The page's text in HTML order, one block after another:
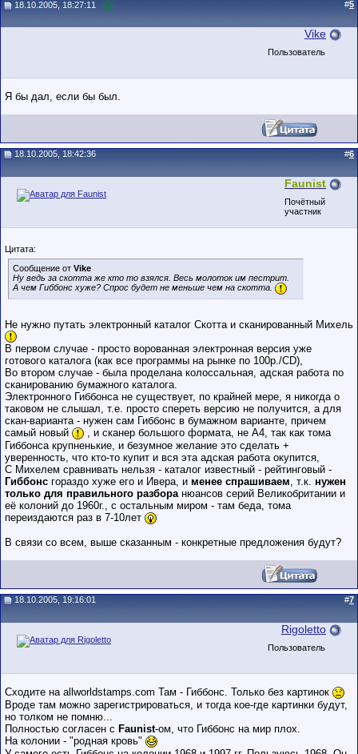
18.10.2005, 18:27:11 #5
Vike
Пользователь
Я бы дал, если бы был.
18.10.2005, 18:42:36 #6
Faunist
Почётный
участник
Цитата:
Сообщение от Vike
Ну ведь за скотта же кто то взялся. Весь молоток им пестрит.
А чем Гиббонс хуже? Спрос будет не меньше чем на скотта.
Не нужно путать электронный каталог Скотта и сканированный Михель
В первом случае - просто ворованная электронная версия уже
готового каталога (как все программы на рынке по 100р./CD),
Во втором случае - была проделана колоссальная, адская работа по
сканированию бумажного каталога.
Электронного Гиббонса не существует, по крайней мере, я никогда о
таковом не слышал, т.е. просто спереть версию не получится, а для
скан-варианта - нужен сам Гиббонс в бумажном варианте, причем
самый новый
, и сканер большого формата, не А4, так как тома
Гиббонса крупненькие, и безумное желание это сделать +
уверенность, что кто-то купит и вся эта адская работа окупится,
С Михелем сравнивать нельзя - каталог известный - рейтинговый -
Гиббонс гораздо хуже его и Ивера, и менее спрашиваем , т.к. нужен
только для правильного разбора нюансов серий Великобритании и
её колоний до 1960г., с остальным миром - там беда, тома
переиздаются раз в 7-10лет
В связи со всем, выше сказанным - конкретные предложения будут?
18.10.2005, 19:16:01 #7
Rigoletto
Пользователь
Сходите на allworldstamps.com Там - Гиббонс. Только без картинок
Вроде там можно зарегистрироваться, и тогда кое-где картинки будут,
но толком не помню...
Полностью согласен с Faunist-ом, что Гиббонс на мир плох.
На колонии - "родная кровь"